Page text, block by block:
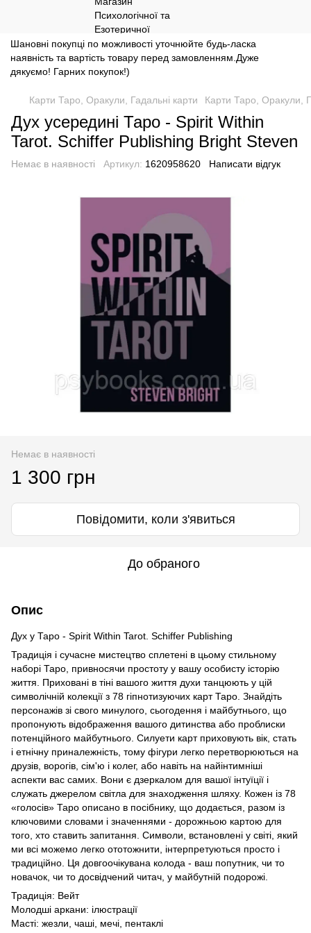
Шановні покупці по можливості уточнюйте будь-ласка
наявність та вартість товару перед замовленням.Дуже
дякуємо! Гарних покупок!)
Карти Таро, Оракули, Гадальні карти Карти Таро, Оракули,
Дух усередині Таро - Spirit Within
Tarot. Schiffer Publishing Bright Steven
Немає в наявності Артикул: 1620958620 Написати відгук
Немає в наявності
1 300 грн
Повідомити, коли з'явиться
До обраного
Опис
Дух у Таро - Spirit Within Tarot. Schiffer Publishing
Традиція і сучасне мистецтво сплетені в цьому стильному
наборі Таро, привносячи простоту у вашу особисту історію
життя. Приховані в тіні вашого життя духи танцюють у цій
символічній колекції з 78 гіпнотизуючих карт Таро. Знайдіть
персонажів зі свого минулого, сьогодення і майбутнього, що
пропонують відображення вашого дитинства або проблиски
потенційного майбутнього. Силуети карт приховують вік, стать
і етнічну приналежність, тому фігури легко перетворюються на
друзів, ворогів, сім'ю і колег, або навіть на найінтимніші
аспекти вас самих. Вони є дзеркалом для вашої інтуїції і
служать джерелом світла для знаходження шляху. Кожен із 78
«голосів» Таро описано в посібнику, що додається, разом із
ключовими словами і значеннями - дорожньою картою для
того, хто ставить запитання. Символи, встановлені у світі, який
ми всі можемо легко ототожнити, інтерпретуються просто і
традиційно. Ця довгоочікувана колода - ваш попутник, чи то
новачок, чи то досвідчений читач, у майбутній подорожі.
Традиція: Вейт
Молодші аркани: ілюстрації
Масті: жезли, чаші, мечі, пентаклі